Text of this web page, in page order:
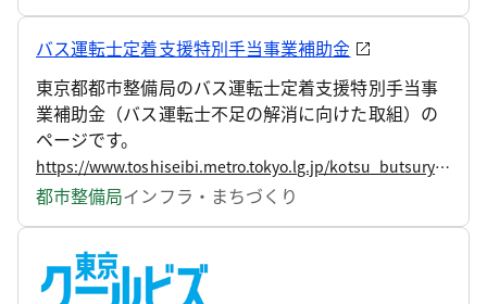
バス運転士定着支援特別手当事業補助金
東京都都市整備局のバス運転士定着支援特別手当事
業補助金（バス運転士不足の解消に向けた取組）の
ページです。
https://www.toshiseibi.metro.tokyo.lg.jp/kotsu_butsuryu/kotsuseisaku/kotsu_suishin/bus_driver_torikumi/bus_driver_subsidy
都市整備局インフラ・まちづくり